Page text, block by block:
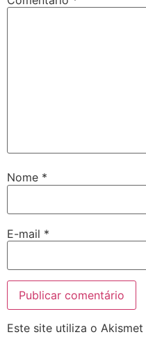
Nome *
E-mail *
Este site utiliza o